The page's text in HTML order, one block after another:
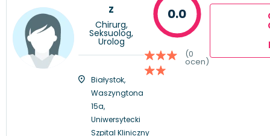
z
Chirurg,
Seksuolog,
Urolog
Białystok,
Waszyngtona
15a,
Uniwersytecki
Szpital Kliniczny
0.0
(0
ocen)